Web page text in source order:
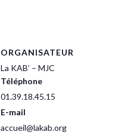
ORGANISATEUR
La KAB’ – MJC
Téléphone
01.39.18.45.15
E-mail
accueil@lakab.org